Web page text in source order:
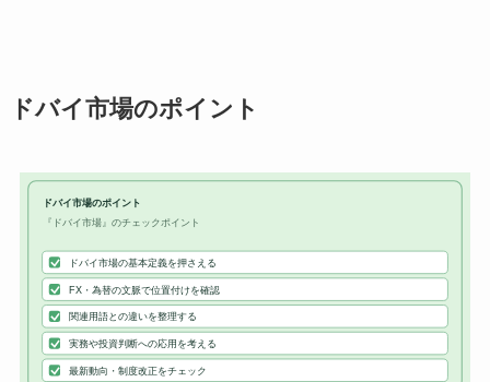
ドバイ市場のポイント
ドバイ市場のポイント
『ドバイ市場』のチェックポイント
ドバイ市場の基本定義を押さえる
FX・為替の文脈で位置付けを確認
関連用語との違いを整理する
実務や投資判断への応用を考える
最新動向・制度改正をチェック